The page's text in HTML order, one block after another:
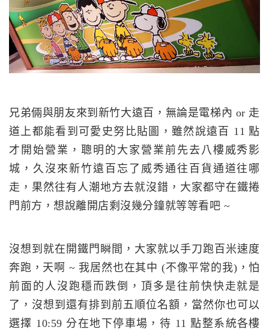
兄弟倆與朋友來到新竹大遠百，無論是電梯內 or 走
道上都能看到可愛史努比貼圖，雖然說遠百 11 點
才開始營業，聰明的大家營業前先去八樓威秀影
城，久沒來新竹遠百忘了威秀通往百貨通道往哪
走，果然往有人潮地方去就沒錯，大家都守在鐵捲
門前方，想說離開店剩沒幾分鐘就等等看吧 ~
沒想到就在開鐵門瞬間，大家就以手刀跑百米速度
奔跑，天啊 ~ 我居然也在其中 (不像平常的我)，怕
前面的人沒跑穩而跌倒，頂多是往前快快走就是
了，沒想到還有排到前五順位名額，當然你也可以
選擇 10:59 分在地下停車場，待 11 點整系統各樓